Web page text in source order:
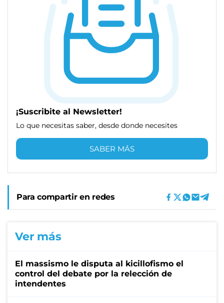
¡Suscribite al Newsletter!
Lo que necesitas saber, desde donde necesites
SABER MÁS
Para compartir en redes
Ver más
El massismo le disputa al kicillofismo el
control del debate por la relección de
intendentes